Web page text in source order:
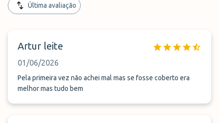
Última avaliação
Artur leite
01/06/2026
Pela primeira vez não achei mal mas se fosse coberto era
melhor mas tudo bem